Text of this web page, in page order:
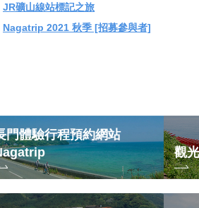
JR礦山線站標記之旅
Nagatrip 2021 秋季 [招募參與者]
門體驗行程預約網站
觀